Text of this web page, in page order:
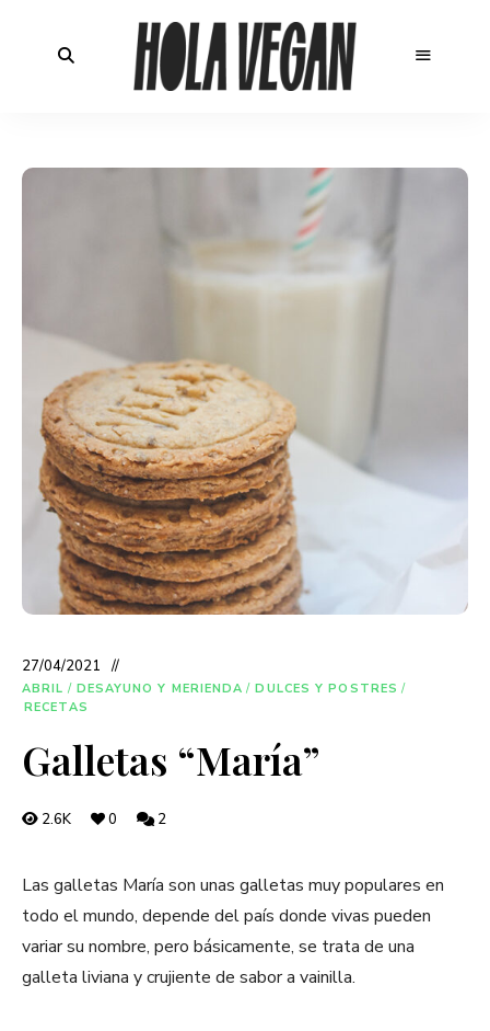
27/04/2021
ABRIL / DESAYUNO Y MERIENDA / DULCES Y POSTRES /
RECETAS
Galletas “María”
2.6K 0 2
Las galletas María son unas galletas muy populares en
todo el mundo, depende del país donde vivas pueden
variar su nombre, pero básicamente, se trata de una
galleta liviana y crujiente de sabor a vainilla.